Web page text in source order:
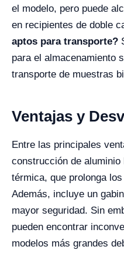
el modelo, pero puede
en recipientes de doble
aptos para transporte?
para el almacenamiento
transporte de muestras
Ventajas y
Entre las principales
construcción de
térmica, que prolonga
Además, incluye un
mayor seguridad. Sin
pueden encontrar
modelos más grandes